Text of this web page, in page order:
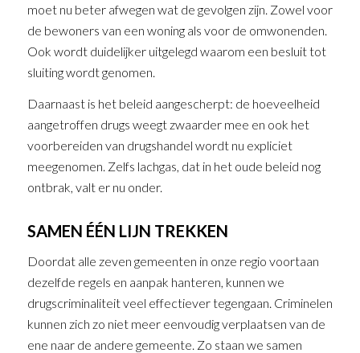
moet nu beter afwegen wat de gevolgen zijn. Zowel voor
de bewoners van een woning als voor de omwonenden.
Ook wordt duidelijker uitgelegd waarom een besluit tot
sluiting wordt genomen.
Daarnaast is het beleid aangescherpt: de hoeveelheid
aangetroffen drugs weegt zwaarder mee en ook het
voorbereiden van drugshandel wordt nu expliciet
meegenomen. Zelfs lachgas, dat in het oude beleid nog
ontbrak, valt er nu onder.
SAMEN ÉÉN LIJN TREKKEN
Doordat alle zeven gemeenten in onze regio voortaan
dezelfde regels en aanpak hanteren, kunnen we
drugscriminaliteit veel effectiever tegengaan. Criminelen
kunnen zich zo niet meer eenvoudig verplaatsen van de
ene naar de andere gemeente. Zo staan we samen